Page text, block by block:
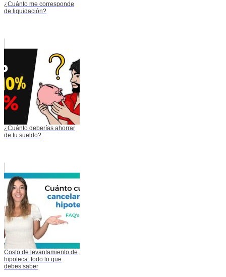
¿Cuánto me corresponde
de liquidación?
¿Cuánto deberías ahorrar
de tu sueldo?
Costo de levantamiento de
hipoteca: todo lo que
debes saber